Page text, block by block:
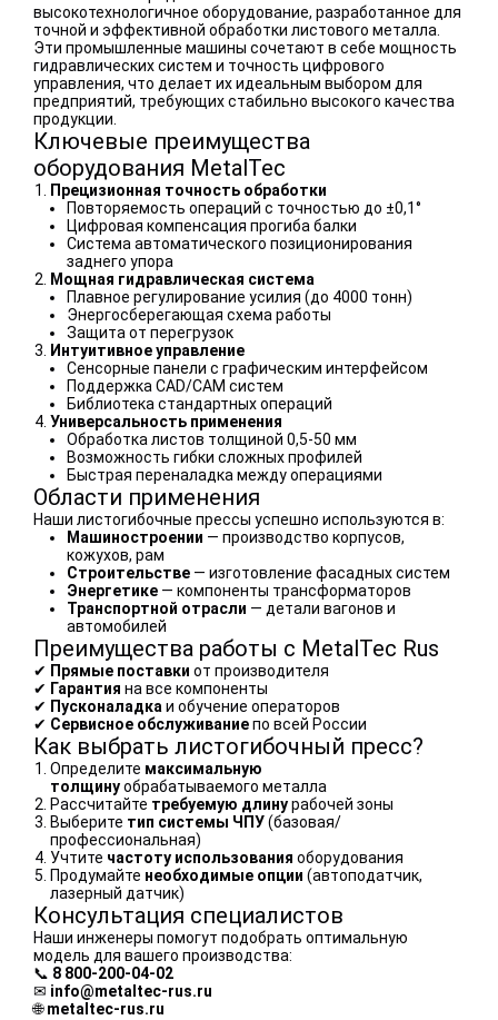
с
е
й
высокотехнологичное оборудование, разработанное для
точной и эффективной обработки листового металла.
Эти промышленные машины сочетают в себе мощность
гидравлических систем и точность цифрового
управления, что делает их идеальным выбором для
предприятий, требующих стабильно высокого качества
продукции.
Ключевые преимущества
оборудования MetalTec
Прецизионная точность обработки
Повторяемость операций с точностью до ±0,1°
Цифровая компенсация прогиба балки
Система автоматического позиционирования
заднего упора
Мощная гидравлическая система
Плавное регулирование усилия (до 4000 тонн)
Энергосберегающая схема работы
Защита от перегрузок
Интуитивное управление
Сенсорные панели с графическим интерфейсом
Поддержка CAD/CAM систем
Библиотека стандартных операций
Универсальность применения
Обработка листов толщиной 0,5-50 мм
Возможность гибки сложных профилей
Быстрая переналадка между операциями
Области применения
Наши листогибочные прессы успешно используются в:
Машиностроении — производство корпусов,
кожухов, рам
Строительстве — изготовление фасадных систем
Энергетике — компоненты трансформаторов
Транспортной отрасли — детали вагонов и
автомобилей
Преимущества работы с MetalTec Rus
✔ Прямые поставки от производителя
✔ Гарантия на все компоненты
✔ Пусконаладкаи обучение операторов
✔ Сервисное обслуживаниепо всей России
Как выбрать листогибочный пресс?
Определите максимальную
толщинуобрабатываемого металла
Рассчитайте требуемую длинурабочей зоны
Выберите тип системы ЧПУ(базовая/
профессиональная)
Учтите частоту использования оборудования
Продумайте необходимые опции (автоподатчик,
лазерный датчик)
Консультация специалистов
Наши инженеры помогут подобрать оптимальную
модель для вашего производства:
📞 8 800-200-04-02
✉ info@metaltec-rus.ru
🌐 metaltec-rus.ru